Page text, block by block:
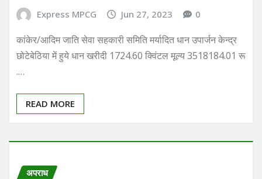
Express MPCG Jun 27, 2023 0
कांकेर/आदिम जाति सेवा सहकारी समिति मर्यादित धान उपार्जन केन्द्र
छोटेबेठिया में हुये धान खरीदी 1724.60 क्विंटल मूल्य 3518184.01 रू
.…
READ MORE
अपराध